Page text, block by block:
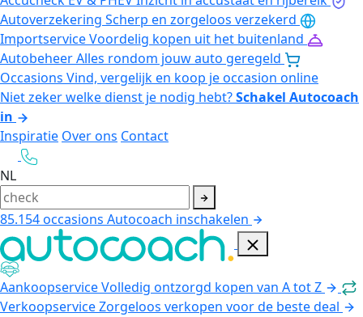
Autoverzekering Scherp en zorgeloos verzekerd
ImportserviceVoordelig kopen uit het buitenland
AutobeheerAlles rondom jouw auto geregeld
Occasions Vind, vergelijk en koop je occasion online
Niet zeker welke dienst je nodig hebt?Schakel Autocoach
in
Inspiratie Over ons Contact
NL
85.154occasions Autocoach inschakelen
AankoopserviceVolledig ontzorgd kopen van A tot Z
VerkoopserviceZorgeloos verkopen voor de beste deal